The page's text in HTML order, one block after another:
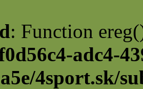
: Function
adc4-
4sport.sk/